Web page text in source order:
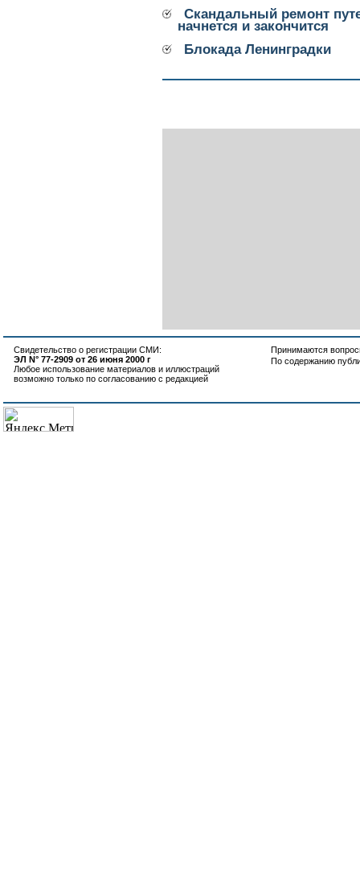
Скандальный ремонт
начнется и закончится
Блокада Ленинградки
Свидетельство о регистрации СМИ:
ЭЛ N° 77-2909 от 26 июня 2000 г
Любое использование материалов и иллюстраций
возможно только по согласованию с редакцией
Принимаются
По содержанию